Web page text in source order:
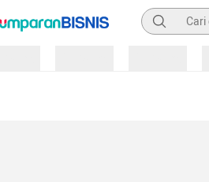
Pencarian